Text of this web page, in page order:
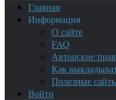
Главная
Информация
О сайте
FAQ
Авторские
Как
Полезные
Войти